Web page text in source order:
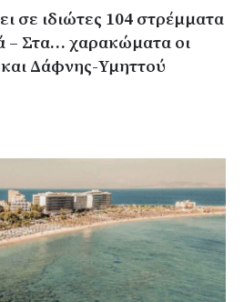
σε ιδιώτες 104 στρέμματα
– Στα… χαρακώματα οι
Δάφνης-Υμηττού